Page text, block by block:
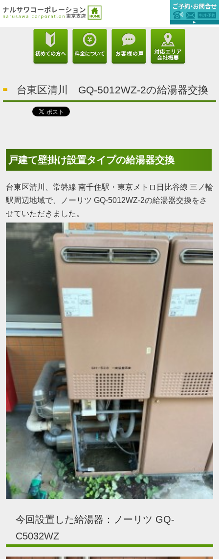
台東区清川 GQ-5012WZ-2の給湯器交換
戸建て壁掛け設置タイプの給湯器交換
台東区清川、常磐線 南千住駅・東京メトロ日比谷線 三ノ輪
駅周辺地域で、ノーリツ GQ-5012WZ-2の給湯器交換をさ
せていただきました。
今回設置した給湯器：ノーリツ GQ-
C5032WZ